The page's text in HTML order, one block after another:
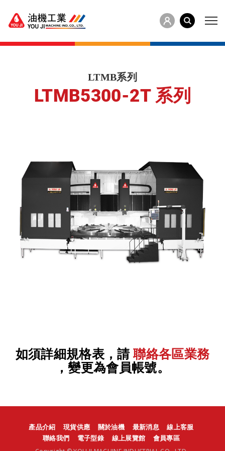
LTMB系列
LTMB5300-2T 系列
如須詳細規格表，請聯絡各區業務
，變更為會員帳號。
產品介紹 現貨供應 關於油機 最新消息
線上客服
聯絡我們
電子型錄 線上展覽館 會員專區